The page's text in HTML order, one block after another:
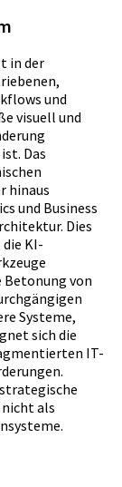
in der
und
visuell und
Das
hinaus
und Business
Dies
KI-
Betonung von
Systeme,
sich die
IT-
als